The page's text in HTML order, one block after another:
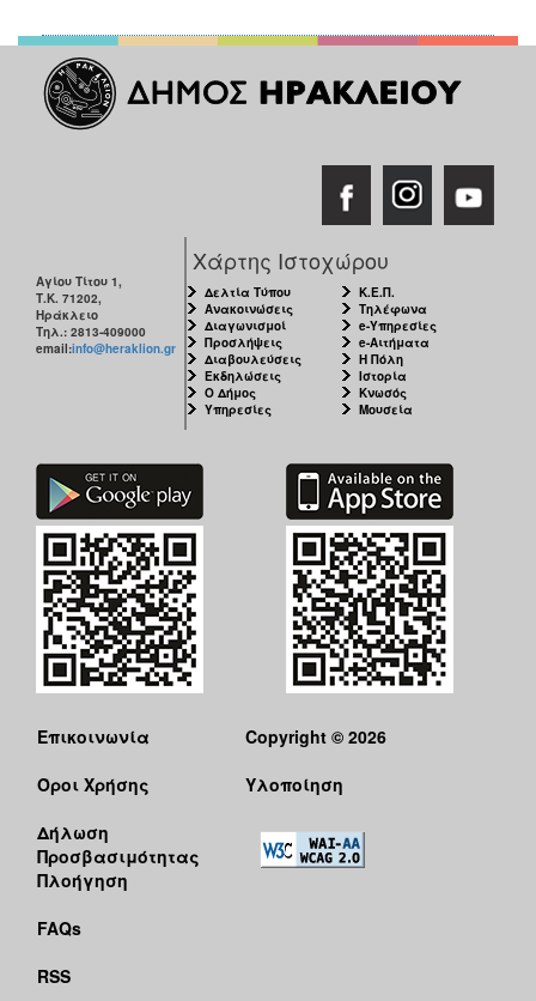
Αγίου Τίτου 1,
Τ.Κ. 71202,
Ηράκλειο
Τηλ.: 2813-409000
email:info@heraklion.gr
Χάρτης Ιστοχώρου
Δελτία Τύπου
Ανακοινώσεις
Διαγωνισμοί
Προσλήψεις
Διαβουλεύσεις
Εκδηλώσεις
Ο Δήμος
Υπηρεσίες
Κ.Ε.Π.
Τηλέφωνα
e-Υπηρεσίες
e-Αιτήματα
Η Πόλη
Ιστορία
Κνωσός
Μουσεία
Επικοινωνία
Όροι Χρήσης
Δήλωση
Προσβασιμότητας
Πλοήγηση
FAQs
RSS
Copyright © 2026
Υλοποίηση